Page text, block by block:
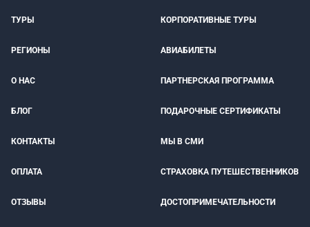
ТУРЫ КОРПОРАТИВНЫЕ ТУРЫ
РЕГИОНЫ АВИАБИЛЕТЫ
О НАС ПАРТНЕРСКАЯ ПРОГРАММА
БЛОГ ПОДАРОЧНЫЕ СЕРТИФИКАТЫ
КОНТАКТЫ МЫ В СМИ
ОПЛАТА СТРАХОВКА ПУТЕШЕСТВЕННИКОВ
ОТЗЫВЫ ДОСТОПРИМЕЧАТЕЛЬНОСТИ